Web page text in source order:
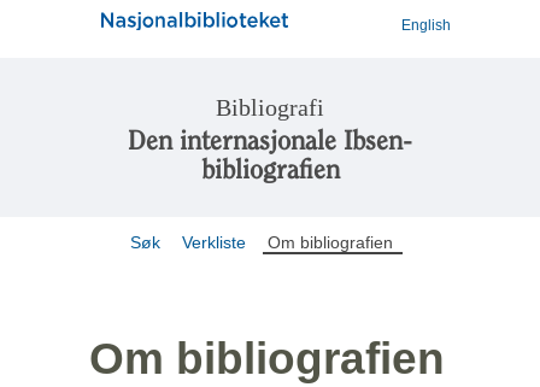
English
Bibliografi
Den internasjonale Ibsen-
bibliografien
Søk Verkliste Om bibliografien
Om bibliografien